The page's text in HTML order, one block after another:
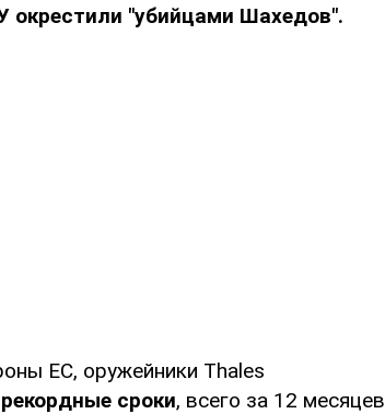
окрестили "убийцами Шахедов".
ЕС, оружейники Thales
сроки, всего за 12 месяцев